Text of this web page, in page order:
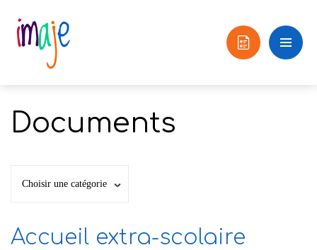
Documents
Choisir une catégorie
Accueil extra-scolaire